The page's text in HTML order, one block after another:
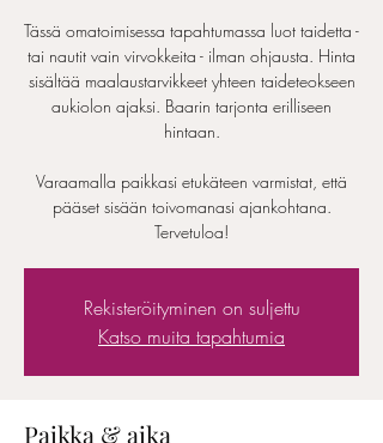
Tässä omatoimisessa tapahtumassa luot taidetta -
tai nautit vain virvokkeita - ilman ohjausta. Hinta
sisältää maalaustarvikkeet yhteen taideteokseen
aukiolon ajaksi. Baarin tarjonta erilliseen
hintaan.
Varaamalla paikkasi etukäteen varmistat, että
pääset sisään toivomanasi ajankohtana.
Tervetuloa!
Rekisteröityminen on suljettu
Katso muita tapahtumia
Paikka & aika